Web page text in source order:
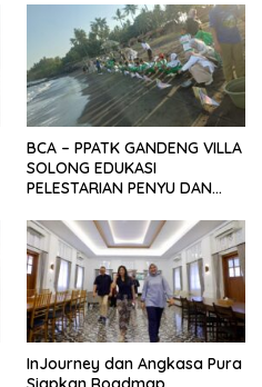
Sekolah Rakyat
BCA – PPATK GANDENG VILLA
SOLONG EDUKASI
PELESTARIAN PENYU DAN
PANTAI SELAT BALI
InJourney dan Angkasa Pura